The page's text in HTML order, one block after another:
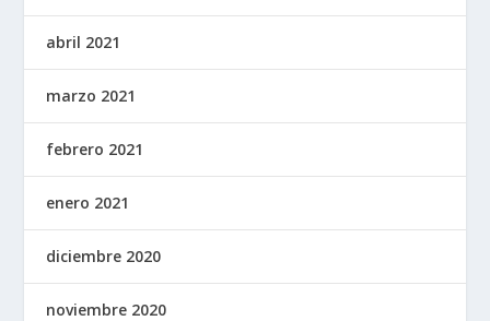
abril 2021
marzo 2021
febrero 2021
enero 2021
diciembre 2020
noviembre 2020